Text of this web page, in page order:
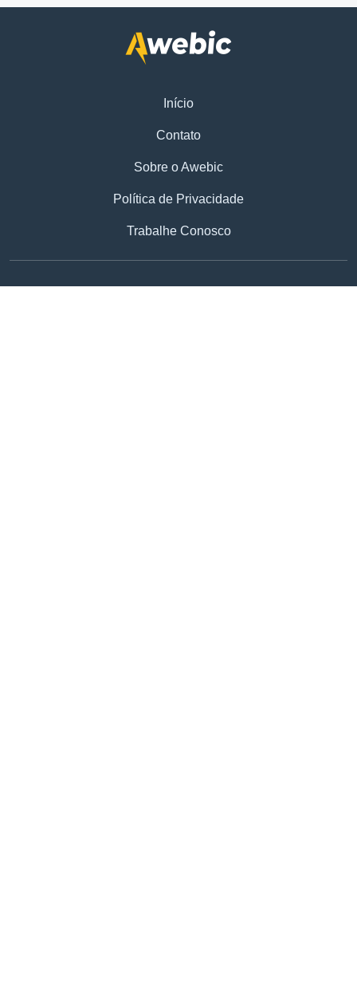
Início
Contato
Sobre o Awebic
Política de Privacidade
Trabalhe Conosco